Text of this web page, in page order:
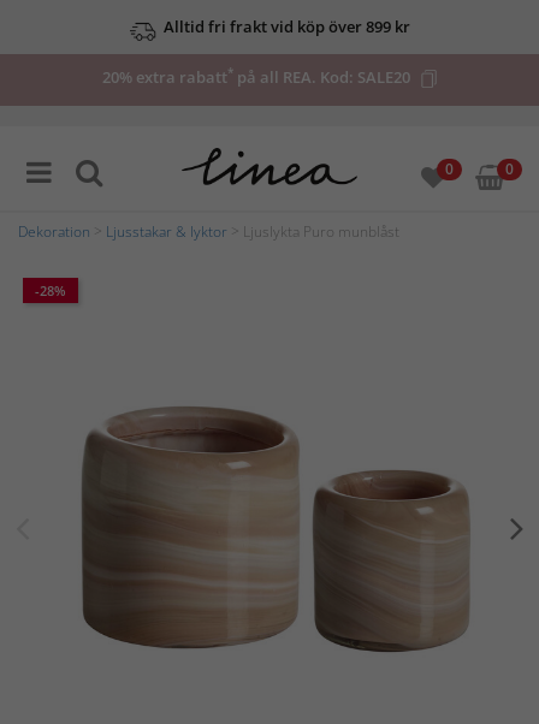
Alltid fri frakt vid köp över 899 kr
20% extra rabatt*på all REA. Kod: SALE20
0 0
Dekoration Ljusstakar & lyktor > Ljuslykta Puro munblåst
-28%